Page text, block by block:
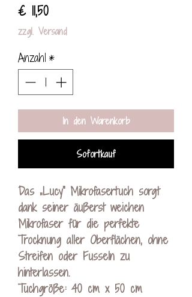
€ 11,50Preis
zzgl. Versand
Anzahl *
In den Warenkorb
Sofortkauf
Das „Lucy“ Mikrofasertuch sorgt
dank seiner äußerst weichen
Mikrofaser für die perfekte
Trocknung aller Oberflächen, ohne
Streifen oder Fusseln zu
hinterlassen.
Tuchgröße: 40 cm x 50 cm